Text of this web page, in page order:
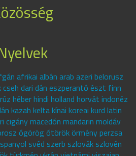
afrikai albán arab azeri belorusz
cseh dari dán eszperantó észt finn
héber hindi holland horvát indonéz
kazah kelta kínai koreai kurd latin
macedón mandarin moldáv
ógörög ótörök örmény perzsa
svéd szerb szlovák szlovén